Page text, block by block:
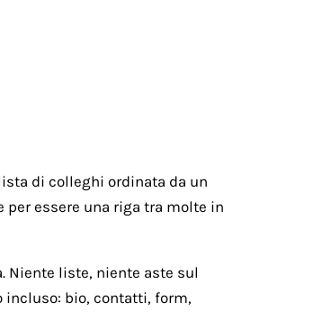
di colleghi ordinata da un
essere una riga tra molte in
Niente liste, niente aste sul
incluso: bio, contatti, form,